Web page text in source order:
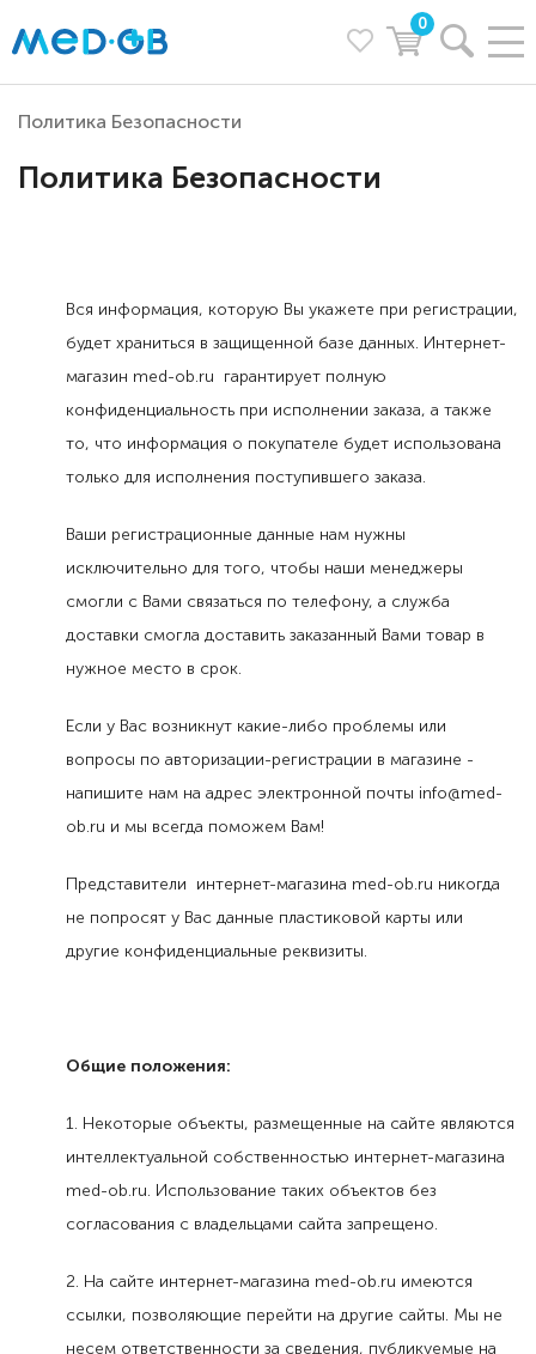
0
Политика Безопасности
Политика Безопасности
Вся информация, которую Вы укажете при регистрации,
будет храниться в защищенной базе данных. Интернет-
магазин med-ob.ru гарантирует полную
конфиденциальность при исполнении заказа, а также
то, что информация о покупателе будет использована
только для исполнения поступившего заказа.
Ваши регистрационные данные нам нужны
исключительно для того, чтобы наши менеджеры
смогли с Вами связаться по телефону, а служба
доставки смогла доставить заказанный Вами товар в
нужное место в срок.
Если у Вас возникнут какие-либо проблемы или
вопросы по авторизации-регистрации в магазине -
напишите нам на адрес электронной почты info@med-
ob.ru и мы всегда поможем Вам!
Представители интернет-магазина med-ob.ru никогда
не попросят у Вас данные пластиковой карты или
другие конфиденциальные реквизиты.
Общие положения:
1. Некоторые объекты, размещенные на сайте являются
интеллектуальной собственностью интернет-магазина
med-ob.ru. Использование таких объектов без
согласования с владельцами сайта запрещено.
2. На сайте интернет-магазина med-ob.ru имеются
ссылки, позволяющие перейти на другие сайты. Мы не
несем ответственности за сведения, публикуемые на